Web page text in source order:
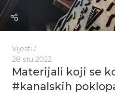
Vijesti
28 stu 2022
Materijali koji se
#kanalskih